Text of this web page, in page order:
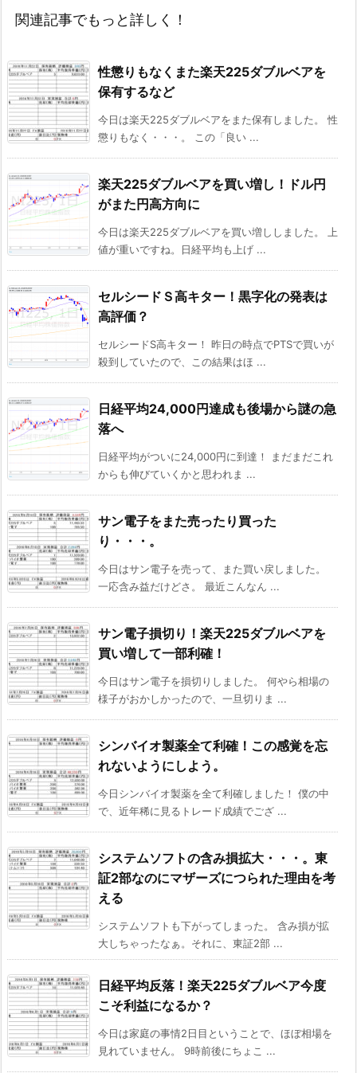
関連記事でもっと詳しく！
性懲りもなくまた楽天225ダブルベアを
保有するなど
今日は楽天225ダブルベアをまた保有しました。 性
懲りもなく・・・。 この「良い ...
楽天225ダブルベアを買い増し！ドル円
がまた円高方向に
今日は楽天225ダブルベアを買い増ししました。 上
値が重いですね。日経平均も上げ ...
セルシードＳ高キター！黒字化の発表は
高評価？
セルシードS高キター！ 昨日の時点でPTSで買いが
殺到していたので、この結果はほ ...
日経平均24,000円達成も後場から謎の急
落へ
日経平均がついに24,000円に到達！ まだまだこれ
からも伸びていくかと思われま ...
サン電子をまた売ったり買った
り・・・。
今日はサン電子を売って、また買い戻しました。
一応含み益だけどさ。 最近こんなん ...
サン電子損切り！楽天225ダブルベアを
買い増して一部利確！
今日はサン電子を損切りしました。 何やら相場の
様子がおかしかったので、一旦切りま ...
シンバイオ製薬全て利確！この感覚を忘
れないようにしよう。
今日シンバイオ製薬を全て利確しました！ 僕の中
で、近年稀に見るトレード成績でござ ...
システムソフトの含み損拡大・・・。東
証2部なのにマザーズにつられた理由を考
える
システムソフトも下がってしまった。 含み損が拡
大しちゃったなぁ。それに、東証2部 ...
日経平均反落！楽天225ダブルベア今度
こそ利益になるか？
今日は家庭の事情2日目ということで、ほぼ相場を
見れていません。 9時前後にちょこ ...